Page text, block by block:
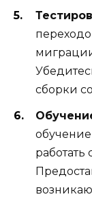
сборки
работать